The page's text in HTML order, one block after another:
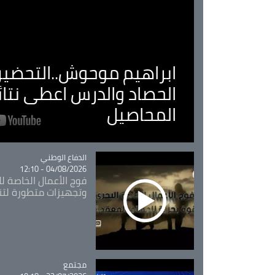
ابراهيم
الحصاد والدرس اعطى
المحاصيل
Catégorie
الدفاع الوطني
04/08/2026 - 12:10
فوج الأعمال الخاصة
وتجهيزات متطورة
Catégorie
مجتمع